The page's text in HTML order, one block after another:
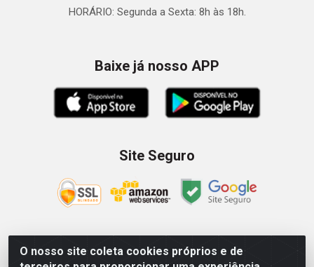
O nosso site coleta cookies próprios e de
HORÁRIO: Segunda a Sexta: 8h às 18h.
Baixe já nosso APP
Site Seguro
Zein Importação e Comércio LTDA - Av. Senador Queiróz, 274